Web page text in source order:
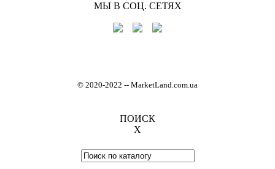
МЫ В СОЦ. СЕТЯХ
© 2020-2022 -- MarketLand.com.ua
ПОИСК
X